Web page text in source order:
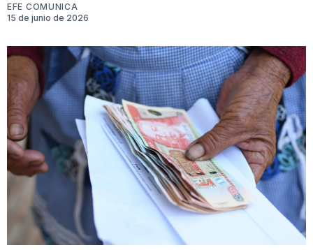
EFE COMUNICA
15 de junio de 2026